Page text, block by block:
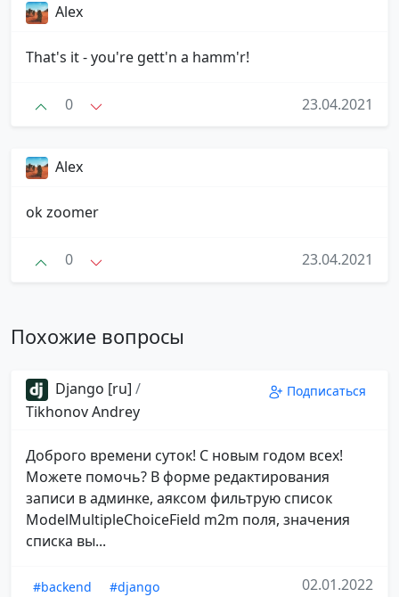
Alex
That's it - you're gett'n a hamm'r!
0 23.04.2021
Alex
ok zoomer
0 23.04.2021
Похожие вопросы
Django [ru] /
Tikhonov Andrey
Подписаться
Доброго времени суток! С новым годом всех!
Можете помочь? В форме редактирования
записи в админке, аяксом фильтрую список
ModelMultipleChoiceField m2m поля, значения
списка вы...
#backend
#django
02.01.2022